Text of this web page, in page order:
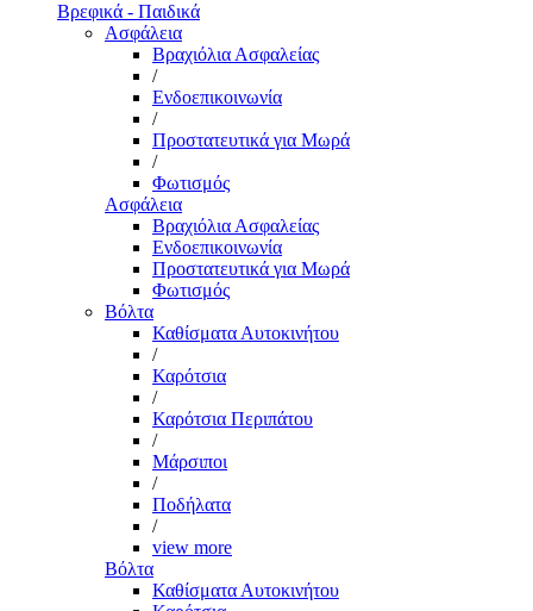
Βρεφικά - Παιδικά
Ασφάλεια
Βραχιόλια Ασφαλείας
/
Ενδοεπικοινωνία
/
Προστατευτικά για Μωρά
/
Φωτισμός
Ασφάλεια
Βραχιόλια Ασφαλείας
Ενδοεπικοινωνία
Προστατευτικά για Μωρά
Φωτισμός
Βόλτα
Καθίσματα Αυτοκινήτου
/
Καρότσια
/
Καρότσια Περιπάτου
/
Μάρσιποι
/
Ποδήλατα
/
view more
Βόλτα
Καθίσματα Αυτοκινήτου